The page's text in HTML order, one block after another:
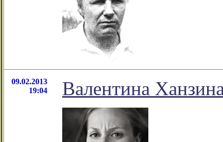
09.02.2013
19:04
Валентина